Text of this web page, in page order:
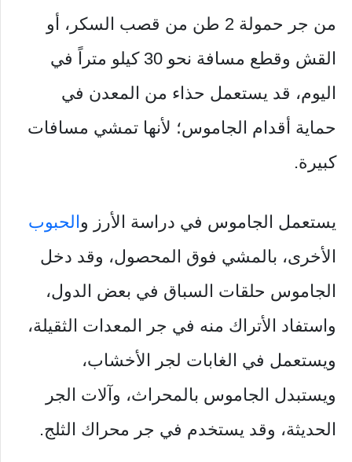
من جر حمولة 2 طن من قصب السكر، أو
القش وقطع مسافة نحو 30 كيلو متراً في
اليوم، قد يستعمل حذاء من المعدن في
حماية أقدام الجاموس؛ لأنها تمشي مسافات
كبيرة.
يستعمل الجاموس في دراسة الأرز والحبوب
الأخرى، بالمشي فوق المحصول، وقد دخل
الجاموس حلقات السباق في بعض الدول،
واستفاد الأتراك منه في جر المعدات الثقيلة،
ويستعمل في الغابات لجر الأخشاب،
ويستبدل الجاموس بالمحراث، وآلات الجر
الحديثة، وقد يستخدم في جر محراك الثلج.